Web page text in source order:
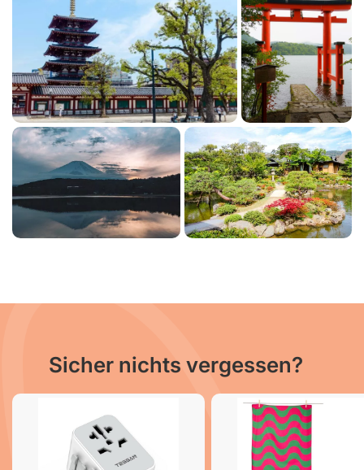
Sicher nichts vergessen?